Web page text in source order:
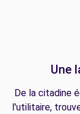
Une
De la citadine
l'utilitaire,